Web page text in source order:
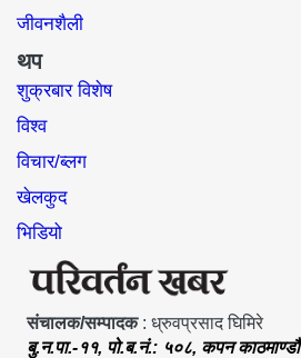
जीवनशैली
थप
शुक्रबार विशेष
विश्व
विचार/ब्लग
खेलकुद
भिडियो
संचालक/सम्पादक: ध्रुवप्रसाद घिमिरे
बु.न.पा.-११, पो.ब.नं.: ५०८, कपन काठमाण्डौ